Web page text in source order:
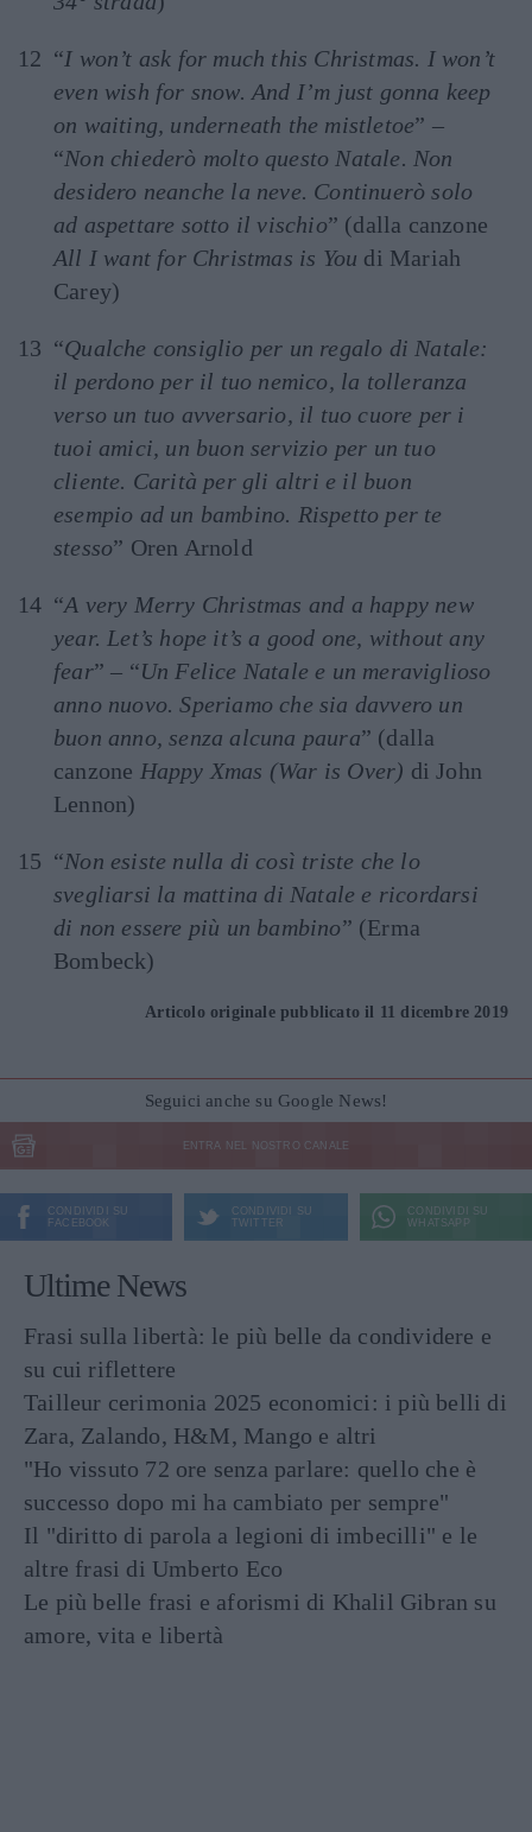
“I won’t ask for much this Christmas. I won’t
even wish for snow. And I’m just gonna keep
on waiting, underneath the mistletoe” –
“Non chiederò molto questo Natale. Non
desidero neanche la neve. Continuerò solo
ad aspettare sotto il vischio” (dalla canzone
All I want for Christmas is You di Mariah
Carey)
“Qualche consiglio per un regalo di Natale:
il perdono per il tuo nemico, la tolleranza
verso un tuo avversario, il tuo cuore per i
tuoi amici, un buon servizio per un tuo
cliente. Carità per gli altri e il buon
esempio ad un bambino. Rispetto per te
stesso” Oren Arnold
“A very Merry Christmas and a happy new
year. Let’s hope it’s a good one, without any
fear” – “Un Felice Natale e un meraviglioso
anno nuovo. Speriamo che sia davvero un
buon anno, senza alcuna paura” (dalla
canzone Happy Xmas (War is Over) di John
Lennon)
“Non esiste nulla di così triste che lo
svegliarsi la mattina di Natale e ricordarsi
di non essere più un bambino” (Erma
Bombeck)
Articolo originale pubblicato il 11 dicembre 2019
Seguici anche su Google News!
ENTRA NEL NOSTRO CANALE
CONDIVIDI SU
FACEBOOK
CONDIVIDI SU
TWITTER
CONDIVIDI SU
WHATSAPP
Ultime News
Frasi sulla libertà: le più belle da condividere e
su cui riflettere
Tailleur cerimonia 2025 economici: i più belli di
Zara, Zalando, H&M, Mango e altri
"Ho vissuto 72 ore senza parlare: quello che è
successo dopo mi ha cambiato per sempre"
Il "diritto di parola a legioni di imbecilli" e le
altre frasi di Umberto Eco
Le più belle frasi e aforismi di Khalil Gibran su
amore, vita e libertà